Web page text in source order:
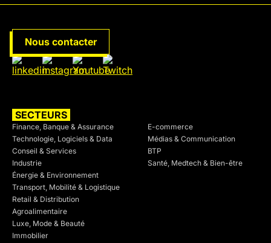
SECTEURS
Finance, Banque & Assurance
Technologie, Logiciels & Data
Conseil & Services
Industrie
Énergie & Environnement
Transport, Mobilité & Logistique
Retail & Distribution
Agroalimentaire
Luxe, Mode & Beauté
Immobilier
E-commerce
Médias & Communication
BTP
Santé, Medtech & Bien-être
Nous contacter